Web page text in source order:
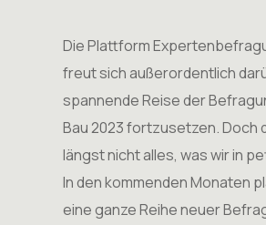
Die Plattform
freut sich außerordentlich
spannende Reise der
Bau 2023 fortzusetzen. Doch
längst nicht alles, was wir in
In den kommenden Monaten
eine ganze Reihe neuer